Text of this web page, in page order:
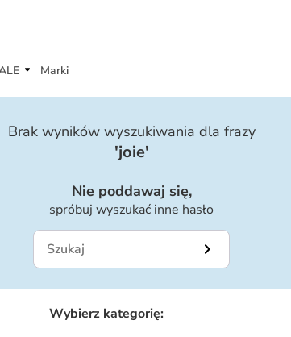
Marki
Brak wyników wyszukiwania dla frazy
'joie'
Nie poddawaj się,
spróbuj wyszukać inne hasło
Wybierz kategorię: